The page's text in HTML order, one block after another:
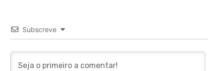
Subscreve